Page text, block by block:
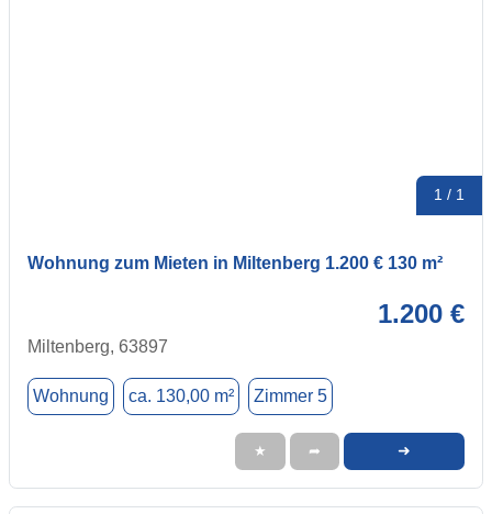
1 / 1
Wohnung zum Mieten in Miltenberg 1.200 € 130 m²
1.200 €
Miltenberg, 63897
Wohnung ca. 130,00 m² Zimmer 5
★ ➦ ➜